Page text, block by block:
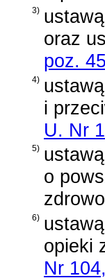
3)
oraz
poz.
4)
i
U. Nr
5)
o
6)
opieki
Nr